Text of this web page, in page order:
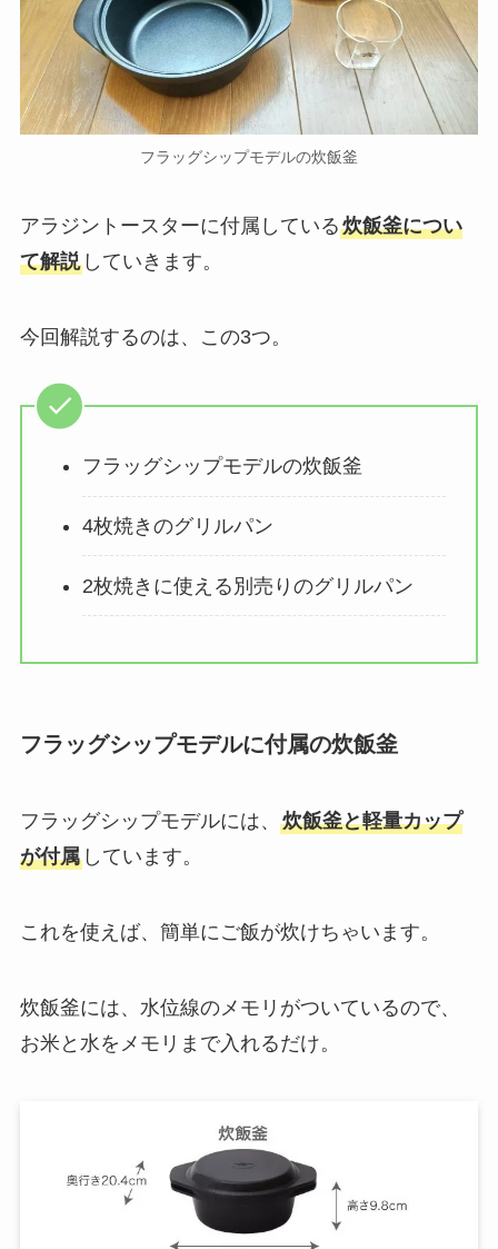
フラッグシップモデルの炊飯釜
アラジントースターに付属している炊飯釜につい
て解説していきます。
今回解説するのは、この3つ。
フラッグシップモデルの炊飯釜
4枚焼きのグリルパン
2枚焼きに使える別売りのグリルパン
フラッグシップモデルに付属の炊飯釜
フラッグシップモデルには、 炊飯釜と軽量カップ
が付属しています。
これを使えば、簡単にご飯が炊けちゃいます。
炊飯釜には、水位線のメモリがついているので、
お米と水をメモリまで入れるだけ。